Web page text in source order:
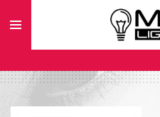
direct
hoofdinhoud